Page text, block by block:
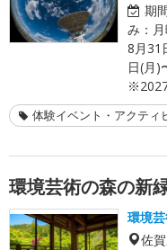
期
み：
8月31
日(月)
体験イベント・アクティ
環境芸術の森の新
環境
佐